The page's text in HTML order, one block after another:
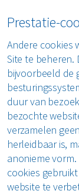
Prestatie-
Andere cookies
Site te beheren.
bijvoorbeeld de
duur van
bezochte
verzamelen
herleidbaar is,
anonieme
cookies
website te